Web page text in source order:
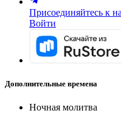
Присоединяйтесь к
Войти
Дополнительные времена
Ночная молитва